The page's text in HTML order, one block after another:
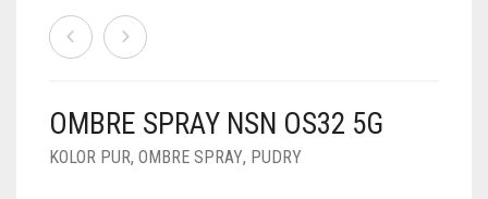
FOIL DIP
OMBRE SPRAY NSN OS32 5G
KOLOR PUR, OMBRE SPRAY, PUDRY